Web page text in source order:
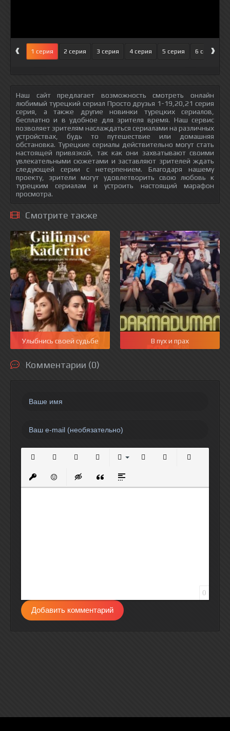
‹ 1 серия 2 серия 3 серия 4 серия 5 серия 6 серия
›
Наш сайт предлагает возможность смотреть онлайн
любимый турецкий сериал Просто друзья 1-19,20,21 серия
серия, а также другие новинки турецких сериалов,
бесплатно и в удобное для зрителя время. Наш сервис
позволяет зрителям наслаждаться сериалами на различных
устройствах, будь то путешествие или домашняя
обстановка. Турецкие сериалы действительно могут стать
настоящей привязкой, так как они захватывают своими
увлекательными сюжетами и заставляют зрителей ждать
следующей серии с нетерпением. Благодаря нашему
проекту, зрители могут удовлетворить свою любовь к
турецким сериалам и устроить настоящий марафон
просмотра.
Смотрите также
Улыбнись своей судьбе В пух и прах
Комментарии (0)
Вставить защищенную ссылку
Вставить смайлик
Вставка скрытого текста
Вставка цитаты
Вставка спойлера
0
Добавить комментарий